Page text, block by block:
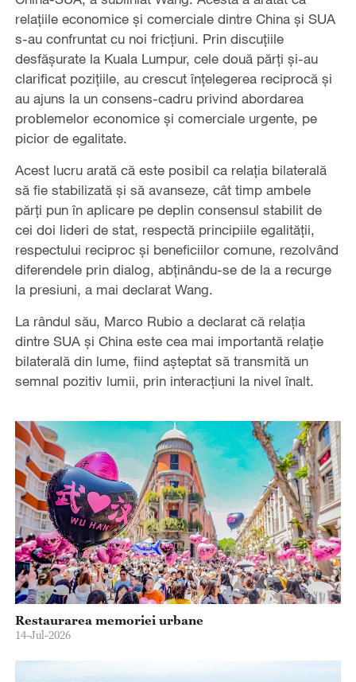
relaţiile economice şi comerciale dintre China şi SUA
s-au confruntat cu noi fricţiuni. Prin discuţiile
desfăşurate la Kuala Lumpur, cele două părţi şi-au
clarificat poziţiile, au crescut înţelegerea reciprocă şi
au ajuns la un consens-cadru privind abordarea
problemelor economice şi comerciale urgente, pe
picior de egalitate.
Acest lucru arată că este posibil ca relația bilaterală
să fie stabilizată și să avanseze, cât timp ambele
părți pun în aplicare pe deplin consensul stabilit de
cei doi lideri de stat, respectă principiile egalității,
respectului reciproc și beneficiilor comune, rezolvând
diferendele prin dialog, abținându-se de la a recurge
la presiuni, a mai declarat Wang.
La rândul său, Marco Rubio a declarat că relația
dintre SUA și China este cea mai importantă relație
bilaterală din lume, fiind așteptat să transmită un
semnal pozitiv lumii, prin interacțiuni la nivel înalt.
Restaurarea memoriei urbane
14-Jul-2026